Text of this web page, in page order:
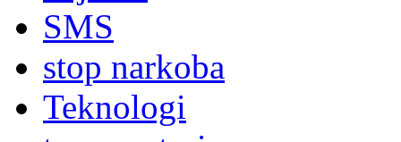
SMS
stop narkoba
Teknologi